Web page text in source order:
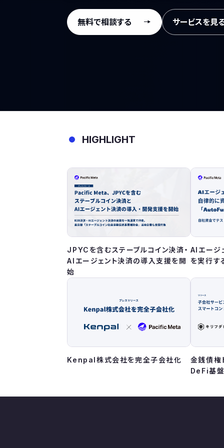
無料で相談する サービスを見
HIGHLIGHT
JPYCを含むステーブルコイン決済・
AIエージェント決済の導入支援を開
始
AIエージ
を実行す
Kenpal株式会社を完全子会社化
金銭債権
DeFi基